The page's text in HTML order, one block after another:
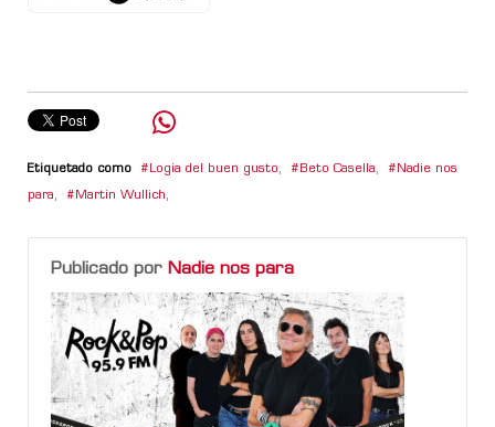
Etiquetado como Logia del buen gusto, Beto Casella, Nadie nos
para, Martin Wullich,
Publicado por Nadie nos para